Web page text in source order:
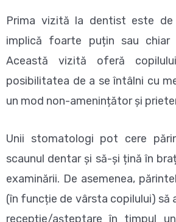
Prima vizită la dentist este de
implică foarte puțin sau chiar
Această vizită oferă
posibilitatea de a se întâlni cu
un mod non-amenințător și
Unii stomatologi pot cere
scaunul dentar și să-și țină în
examinării. De asemenea,
(în funcție de vârsta copilului) să
recepție/așteptare în timpul